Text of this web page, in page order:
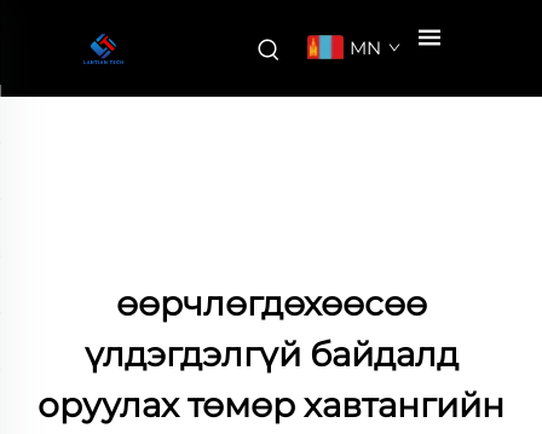
MN
өөрчлөгдөхөөсөө
үлдэгдэлгүй байдалд
оруулах төмөр хавтангийн